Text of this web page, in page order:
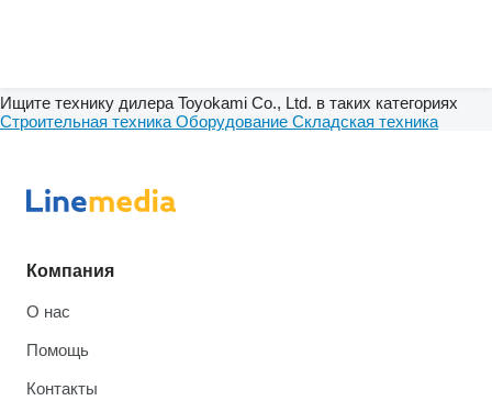
Ищите технику дилера Toyokami Co., Ltd. в таких категориях
Строительная техника Оборудование Складская техника
Компания
О нас
Помощь
Контакты